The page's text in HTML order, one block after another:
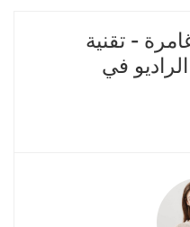
- تقنية
في